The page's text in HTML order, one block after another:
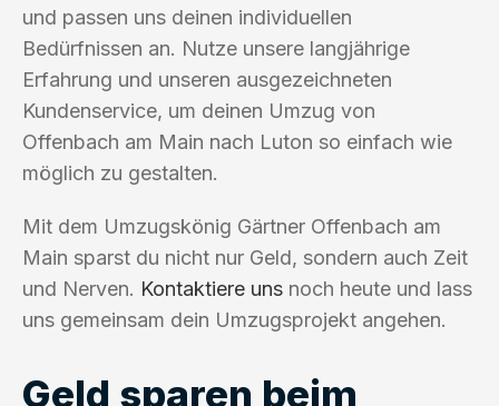
und passen uns deinen individuellen
Bedürfnissen an. Nutze unsere langjährige
Erfahrung und unseren ausgezeichneten
Kundenservice, um deinen Umzug von
Offenbach am Main nach Luton so einfach wie
möglich zu gestalten.
Mit dem Umzugskönig Gärtner Offenbach am
Main sparst du nicht nur Geld, sondern auch Zeit
und Nerven. Kontaktiere uns noch heute und lass
uns gemeinsam dein Umzugsprojekt angehen.
Geld sparen beim